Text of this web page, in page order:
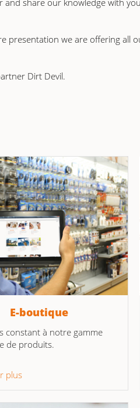
presentation we are offering all
Dirt Devil.
E-boutique
constant à notre gamme
de produits.
plus